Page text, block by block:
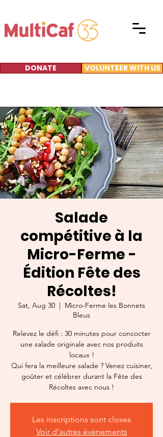
DONATE VOLUNTEER WITH US
Salade
compétitive à la
Micro-Ferme -
Édition Fête des
Récoltes!
Sat, Aug 30
  |
Micro-Ferme les Bonnets
Bleus
Relevez le défi : 30 minutes pour concocter
une salade originale avec nos produits
locaux !
Qui fera la meilleure salade ? Venez cuisiner,
goûter et célébrer durant la Fête des
Récoltes avec nous !
Les inscriptions sont closes
Voir d'autres événements